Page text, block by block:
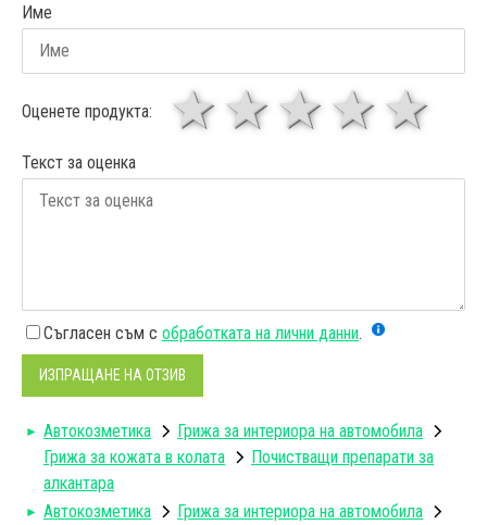
Име
Оценете продукта: 4
3
звезди
1 звезда
Текст за оценка
Съгласен съм с обработката на лични данни.
ИЗПРАЩАНЕ НА ОТЗИВ
Автокозметика
Грижа за интериора на автомобила
Грижа за кожата в колата
Почистващи препарати за
алкантара
Автокозметика
Грижа за интериора на автомобила